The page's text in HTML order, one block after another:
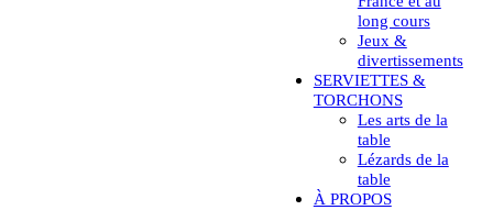
long cours
Jeux &
divertissements
SERVIETTES &
TORCHONS
Les arts de la
table
Lézards de la
table
À PROPOS